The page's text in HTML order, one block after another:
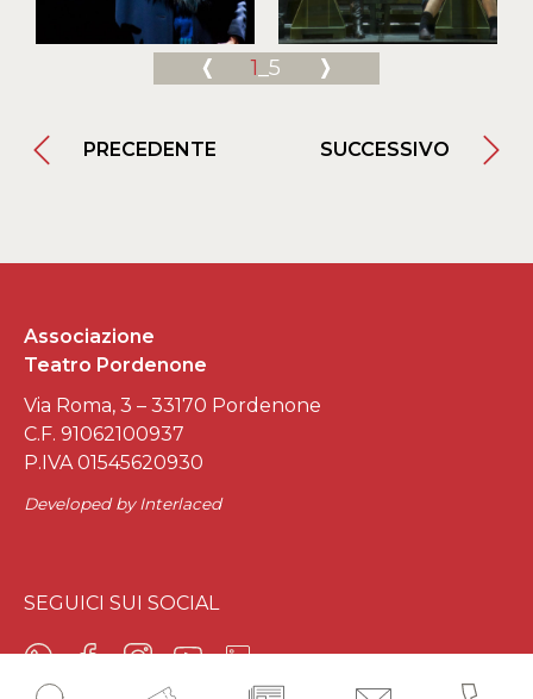
1 _5
PRECEDENTE SUCCESSIVO
Associazione
Teatro Pordenone
Via Roma, 3 – 33170 Pordenone
C.F. 91062100937
P.IVA 01545620930
Developed by Interlaced
SEGUICI SUI SOCIAL